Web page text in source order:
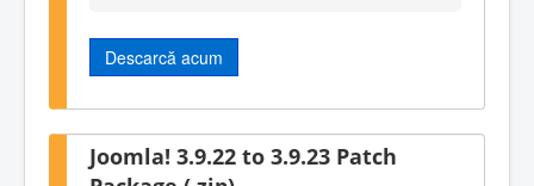
Descarcă acum
Joomla! 3.9.22 to 3.9.23 Patch